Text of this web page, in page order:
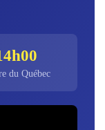
du Québec